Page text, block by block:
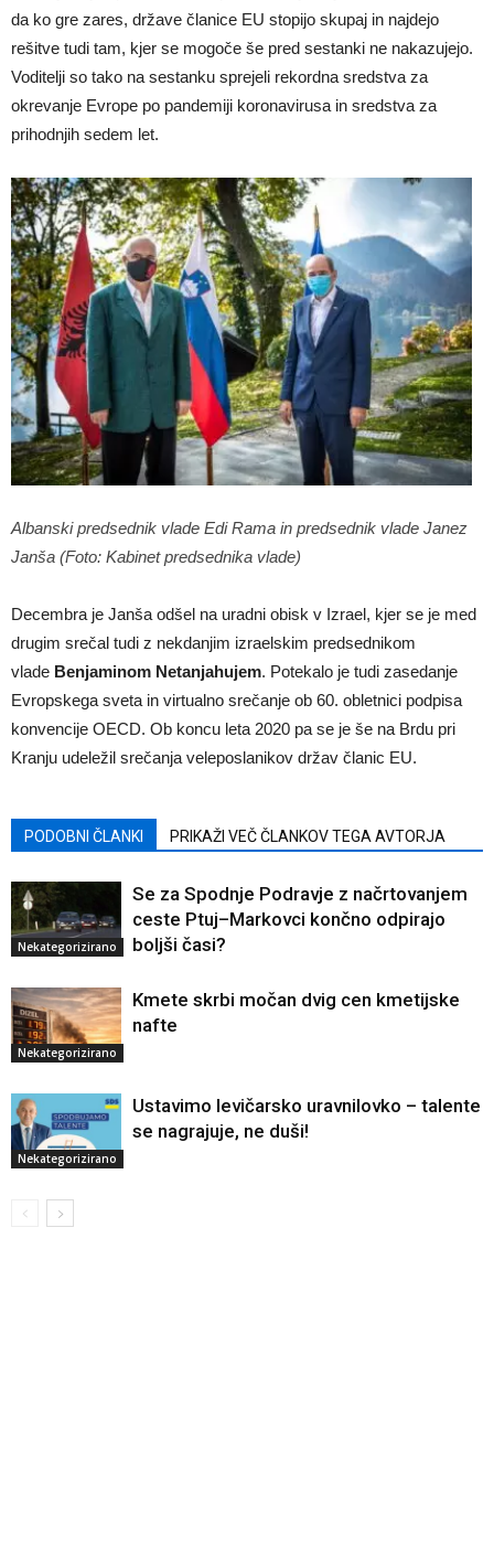
da ko gre zares, države članice EU stopijo skupaj in najdejo
rešitve tudi tam, kjer se mogoče še pred sestanki ne nakazujejo.
Voditelji so tako na sestanku sprejeli rekordna sredstva za
okrevanje Evrope po pandemiji koronavirusa in sredstva za
prihodnjih sedem let.
Albanski predsednik vlade Edi Rama in predsednik vlade Janez
Janša (Foto: Kabinet predsednika vlade)
Decembra je Janša odšel na uradni obisk v Izrael, kjer se je med
drugim srečal tudi z nekdanjim izraelskim predsednikom
vlade Benjaminom Netanjahujem. Potekalo je tudi zasedanje
Evropskega sveta in virtualno srečanje ob 60. obletnici podpisa
konvencije OECD. Ob koncu leta 2020 pa se je še na Brdu pri
Kranju udeležil srečanja veleposlanikov držav članic EU.
PODOBNI ČLANKI PRIKAŽI VEČ ČLANKOV TEGA AVTORJA
Nekategorizirano
Se za Spodnje Podravje z načrtovanjem
ceste Ptuj–Markovci končno odpirajo
boljši časi?
Nekategorizirano
Kmete skrbi močan dvig cen kmetijske
nafte
Nekategorizirano
Ustavimo levičarsko uravnilovko – talente
se nagrajuje, ne duši!